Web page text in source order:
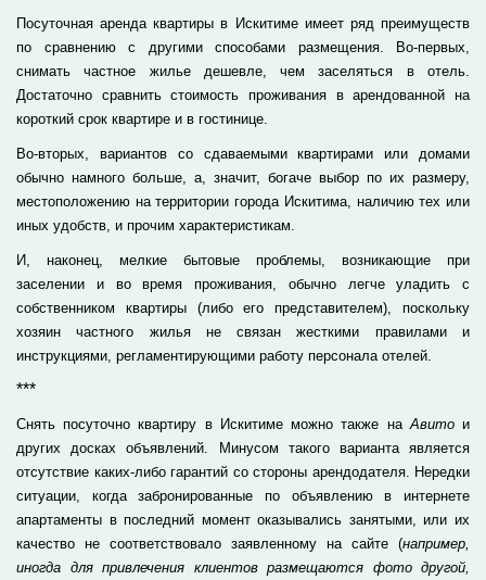
Посуточная аренда квартиры в Искитиме имеет ряд преимуществ
по сравнению с другими способами размещения. Во-первых,
снимать частное жилье дешевле, чем заселяться в отель.
Достаточно сравнить стоимость проживания в арендованной на
короткий срок квартире и в гостинице.
Во-вторых, вариантов со сдаваемыми квартирами или домами
обычно намного больше, а, значит, богаче выбор по их размеру,
местоположению на территории города Искитима, наличию тех или
иных удобств, и прочим характеристикам.
И, наконец, мелкие бытовые проблемы, возникающие при
заселении и во время проживания, обычно легче уладить с
собственником квартиры (либо его представителем), поскольку
хозяин частного жилья не связан жесткими правилами и
инструкциями, регламентирующими работу персонала отелей.
***
Снять посуточно квартиру в Искитиме можно также наАвитои
других досках объявлений. Минусом такого варианта является
отсутствие каких-либо гарантий со стороны арендодателя. Нередки
ситуации, когда забронированные по объявлению в интернете
апартаменты в последний момент оказывались занятыми, или их
качество не соответствовало заявленному на сайте (например,
иногда для привлечения клиентов размещаются фото другой,